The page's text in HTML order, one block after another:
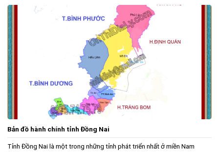
Bản đồ hành chính tỉnh Đồng Nai
Tỉnh Đồng Nai là một trong những tỉnh phát triển nhất ở miền Nam